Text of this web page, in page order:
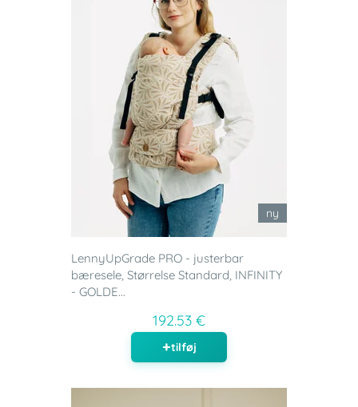
ny
LennyUpGrade PRO - justerbar
bæresele, Størrelse Standard, INFINITY
- GOLDE...
192.53 €
tilføj